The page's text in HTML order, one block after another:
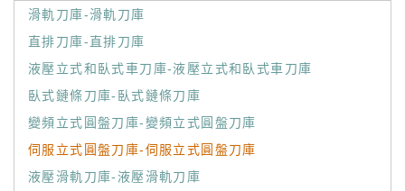
滑軌刀庫-滑軌刀庫
直排刀庫-直排刀庫
液壓立式和臥式車刀庫-液壓立式和臥式車刀庫
臥式鏈條刀庫-臥式鏈條刀庫
變頻立式圓盤刀庫-變頻立式圓盤刀庫
伺服立式圓盤刀庫-伺服立式圓盤刀庫
液壓滑軌刀庫-液壓滑軌刀庫